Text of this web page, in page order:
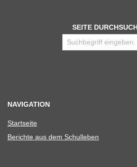
SEITE
NAVIGATION
Start­seite
Berichte aus dem Schulleben